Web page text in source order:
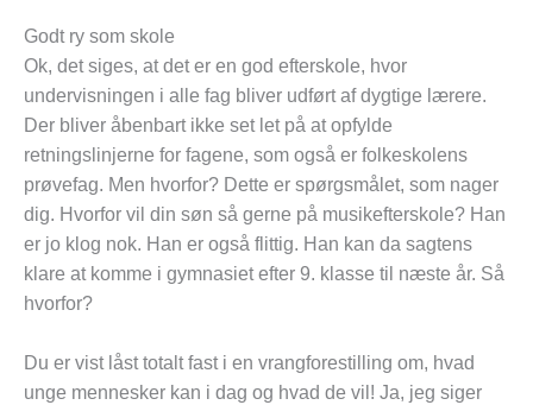
Godt ry som skole
Ok, det siges, at det er en god efterskole, hvor
undervisningen i alle fag bliver udført af dygtige lærere.
Der bliver åbenbart ikke set let på at opfylde
retningslinjerne for fagene, som også er folkeskolens
prøvefag. Men hvorfor? Dette er spørgsmålet, som nager
dig. Hvorfor vil din søn så gerne på musikefterskole? Han
er jo klog nok. Han er også flittig. Han kan da sagtens
klare at komme i gymnasiet efter 9. klasse til næste år. Så
hvorfor?
Du er vist låst totalt fast i en vrangforestilling om, hvad
unge mennesker kan i dag og hvad de vil! Ja, jeg siger